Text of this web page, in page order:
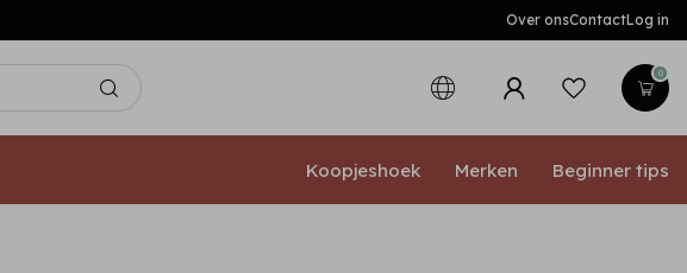
Over onsContactLog in
0
Koopjeshoek Merken Beginner tips